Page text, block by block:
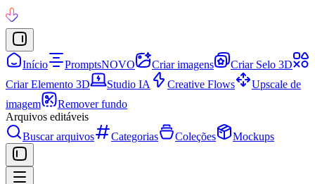
Início PromptsNOVO Criar imagens
Criar Selo 3D
Criar Elemento 3D
Studio IA Creative Flows
Upscale de
imagem
Remover fundo
Arquivos editáveis
Buscar arquivos
Categorias Coleções Mockups